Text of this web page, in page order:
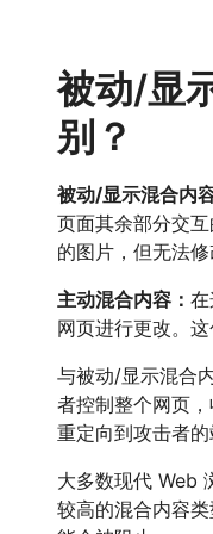
被动/显
别？
被动/显示混合内
页面其余部分交
的图片，但无法修
主动混合内容：
网页进行更改。
与被动/显示混合
者控制整个网页
重定向到攻击者的
大多数现代 Web
较高的混合内容